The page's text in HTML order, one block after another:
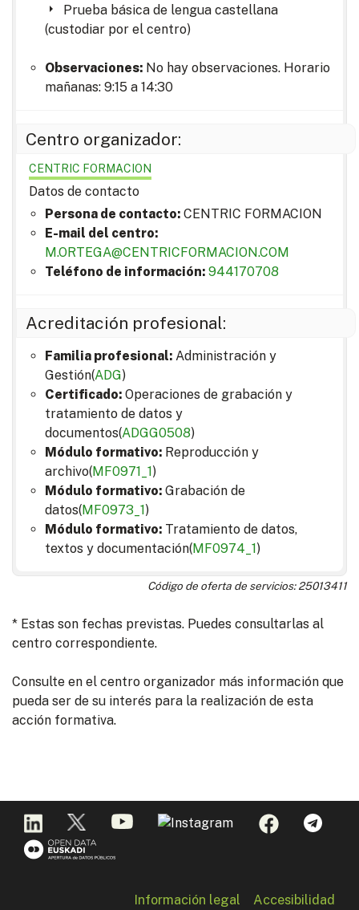
Prueba básica de lengua castellana
(custodiar por el centro)
Observaciones: No hay observaciones. Horario
mañanas: 9:15 a 14:30
Centro organizador:
CENTRIC FORMACION
Datos de contacto
Persona de contacto: CENTRIC FORMACION
E-mail del centro:
M.ORTEGA@CENTRICFORMACION.COM
Teléfono de información: 944170708
Acreditación profesional:
Familia profesional: Administración y
Gestión(ADG)
Certificado: Operaciones de grabación y
tratamiento de datos y
documentos(ADGG0508)
Módulo formativo: Reproducción y
archivo(MF0971_1)
Módulo formativo: Grabación de
datos(MF0973_1)
Módulo formativo: Tratamiento de datos,
textos y documentación(MF0974_1)
Código de oferta de servicios: 25013411
* Estas son fechas previstas. Puedes consultarlas al
centro correspondiente.
Consulte en el centro organizador más información que
pueda ser de su interés para la realización de esta
acción formativa.
Información legal Accesibilidad